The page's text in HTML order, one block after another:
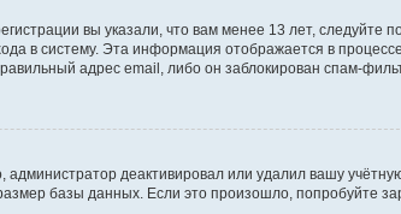
вы указали, что вам менее 13 лет, следуйте
в систему. Эта информация отображается в
адрес email, либо он заблокирован спам-
деактивировал или удалил вашу
базы данных. Если это произошло, попробуйте